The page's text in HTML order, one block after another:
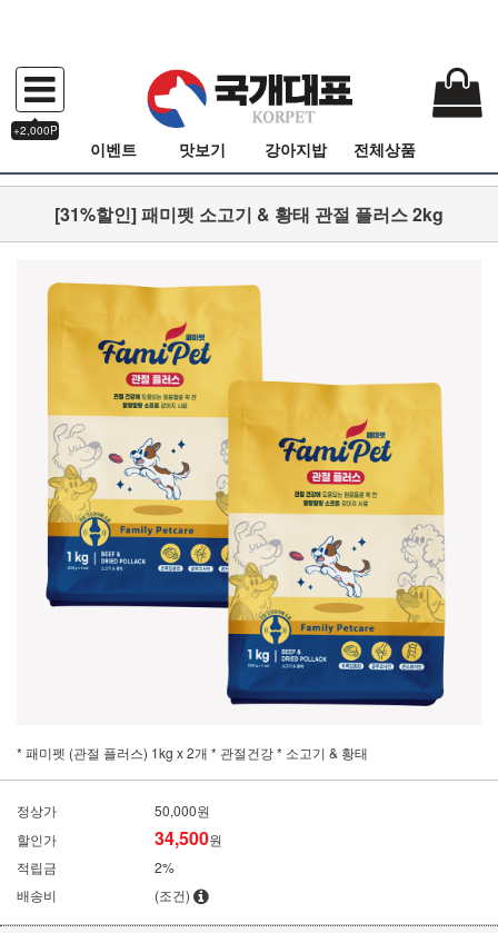
+2,000P
이벤트 맛보기 강아지밥 전체상품
[31%할인] 패미펫 소고기 & 황태 관절 플러스 2kg
* 패미펫 (관절 플러스) 1kg x 2개 * 관절건강 * 소고기 & 황태
정상가
50,000원
할인가
34,500원
적립금
2%
배송비
(조건)